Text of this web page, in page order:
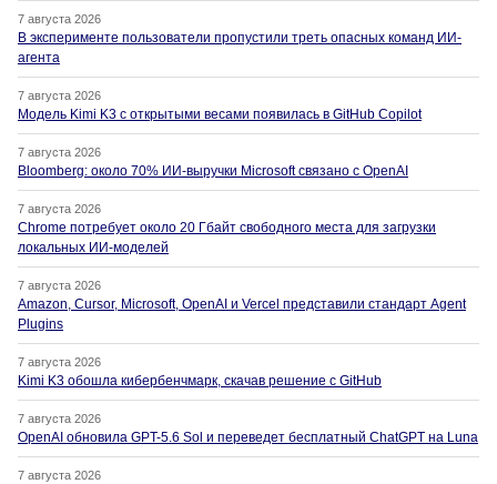
7 августа 2026
В эксперименте пользователи пропустили треть опасных команд ИИ-
агента
7 августа 2026
Модель Kimi K3 с открытыми весами появилась в GitHub Copilot
7 августа 2026
Bloomberg: около 70% ИИ-выручки Microsoft связано с OpenAI
7 августа 2026
Chrome потребует около 20 Гбайт свободного места для загрузки
локальных ИИ-моделей
7 августа 2026
Amazon, Cursor, Microsoft, OpenAI и Vercel представили стандарт Agent
Plugins
7 августа 2026
Kimi K3 обошла кибербенчмарк, скачав решение с GitHub
7 августа 2026
OpenAI обновила GPT-5.6 Sol и переведет бесплатный ChatGPT на Luna
7 августа 2026